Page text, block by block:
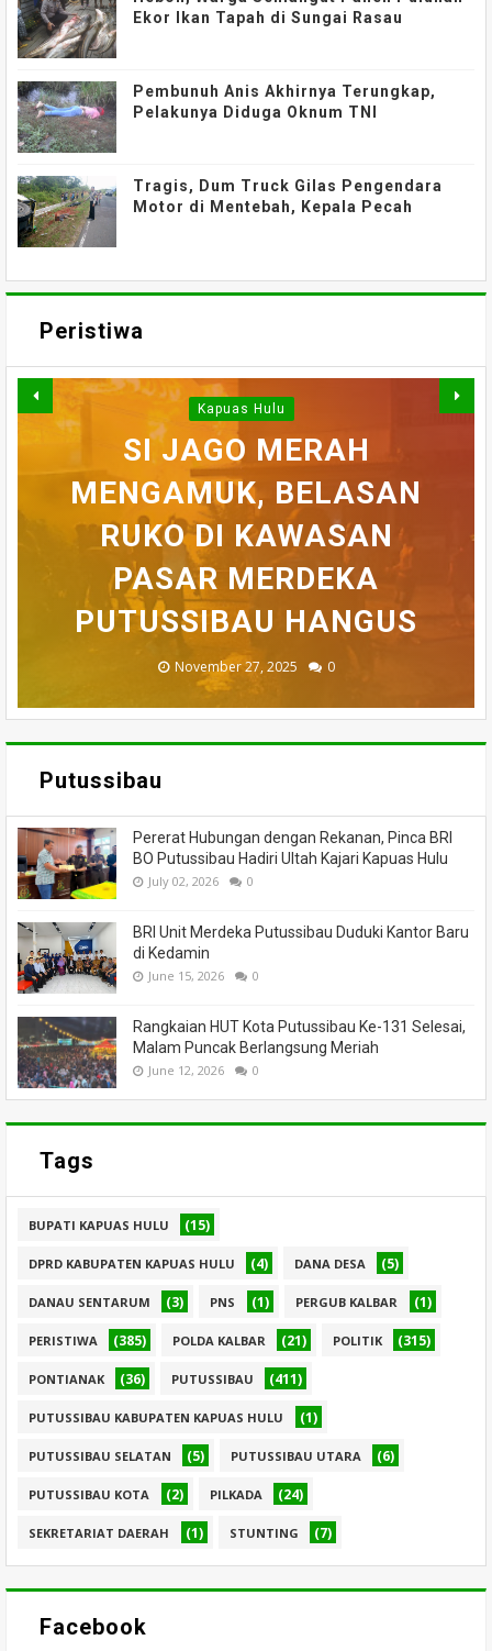
Ekor Ikan Tapah di Sungai Rasau
Pembunuh Anis Akhirnya Terungkap,
Pelakunya Diduga Oknum TNI
Tragis, Dum Truck Gilas Pengendara
Motor di Mentebah, Kepala Pecah
Peristiwa
WARGA DESA SEI AJUNG
YANG DILAPORKAN
HILANG SAAT
MEMANCING DITEMUKAN
MENINGGAL DUNIA
July 05, 2026 0
Kapuas Hulu
SI JAGO MERAH
MENGAMUK, BELASAN
RUKO DI KAWASAN
PASAR MERDEKA
PUTUSSIBAU HANGUS
November 27, 2025 0
PEDULI KORBAN
KEBAKARAN, KORAMIL
BADAU BERI BANTUAN
March 26, 2025 0
BELASAN TOKO PAKAIAN
DI PUTUSSIBAU LUDES
DILALAP API
March 13, 2025 0
SEMPAT SEKARAT, H
AKHIRNYA TEWAS
SETELAH 'DIHAKIMI'
MASSA
February 18, 2025 0
Putussibau
Pererat Hubungan dengan Rekanan, Pinca BRI
BO Putussibau Hadiri Ultah Kajari Kapuas Hulu
July 02, 2026 0
BRI Unit Merdeka Putussibau Duduki Kantor Baru
di Kedamin
June 15, 2026 0
Rangkaian HUT Kota Putussibau Ke-131 Selesai,
Malam Puncak Berlangsung Meriah
June 12, 2026 0
Tags
BUPATI KAPUAS HULU (15)
DPRD KABUPATEN KAPUAS HULU (4) DANA DESA (5)
DANAU SENTARUM (3) PNS (1) PERGUB KALBAR (1)
PERISTIWA (385) POLDA KALBAR (21) POLITIK (315)
PONTIANAK (36) PUTUSSIBAU (411)
PUTUSSIBAU KABUPATEN KAPUAS HULU (1)
PUTUSSIBAU SELATAN (5) PUTUSSIBAU UTARA (6)
PUTUSSIBAU KOTA (2) PILKADA (24)
SEKRETARIAT DAERAH (1) STUNTING (7)
Facebook